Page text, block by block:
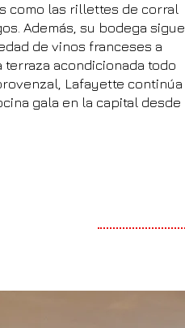
como las rillettes de corral
Además, su bodega sigue
de vinos franceses a
acondicionada todo
Lafayette continúa
gala en la capital desde